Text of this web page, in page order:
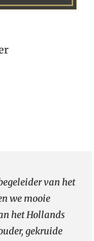
van het
we mooie
het Hollands
gekruide